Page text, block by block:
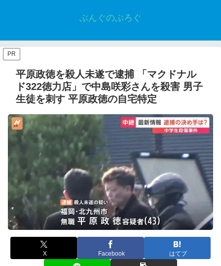
ぶんぐのぶろぐ
PR
平原政徳を殺人未遂で逮捕 「マクドナル
ド322徳力店」で中島咲彩さんを殺害 男子
生徒を刺す 平原政徳の自宅特定
X Facebook はてブ